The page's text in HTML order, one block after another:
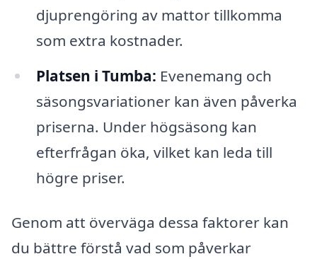
djuprengöring av mattor tillkomma
som extra kostnader.
Platsen i Tumba: Evenemang och
säsongsvariationer kan även påverka
priserna. Under högsäsong kan
efterfrågan öka, vilket kan leda till
högre priser.
Genom att överväga dessa faktorer kan
du bättre förstå vad som påverkar